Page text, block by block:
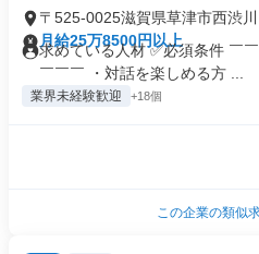
〒525-0025滋賀県草津市西渋川
月給25万8500円以上
求めている人材 ✅必須条件 ￣
￣￣￣ ・対話を楽しめる方 ...
業界未経験歓迎 +18個
この企業の類似